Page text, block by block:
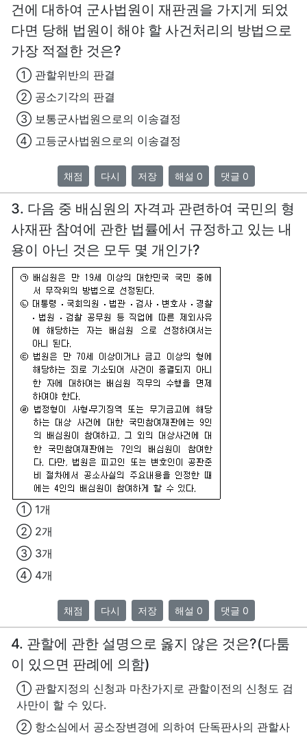
건에 대하여 군사법원이 재판권을 가지게 되었
다면 당해 법원이 해야 할 사건처리의 방법으로
가장 적절한 것은?
① 관할위반의 판결
② 공소기각의 판결
③ 보통군사법원으로의 이송결정
④ 고등군사법원으로의 이송결정
채점 다시 저장 해설 0 댓글 0
3. 다음 중 배심원의 자격과 관련하여 국민의 형
사재판 참여에 관한 법률에서 규정하고 있는 내
용이 아닌 것은 모두 몇 개인가?
① 1개
② 2개
③ 3개
④ 4개
채점 다시 저장 해설 0 댓글 0
4. 관할에 관한 설명으로 옳지 않은 것은?(다툼
이 있으면 판례에 의함)
① 관할지정의 신청과 마찬가지로 관할이전의 신청도 검
사만이 할 수 있다.
② 항소심에서 공소장변경에 의하여 단독판사의 관할사